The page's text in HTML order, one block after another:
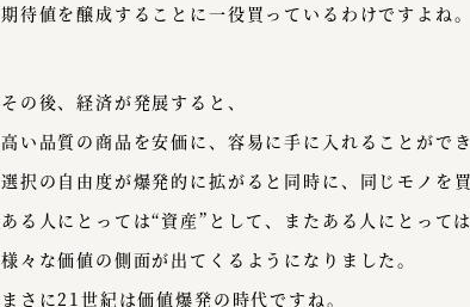
期待値を醸成することに一役買っているわけですよね。
その後、経済が発展すると、
高い品質の商品を安価に、容易に手に入れることがで
選択の自由度が爆発的に拡がると同時に、同じモノを買
ある人にとっては“資産”として、またある人にとって
様々な価値の側面が出てくるようになりました。
まさに21世紀は価値爆発の時代ですね。